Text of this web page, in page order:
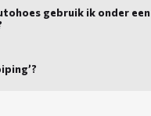
gebruik ik onder een